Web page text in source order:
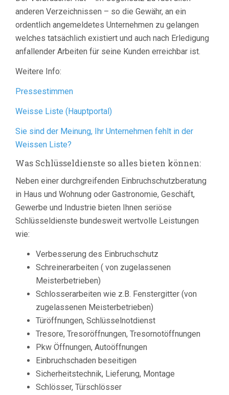
anderen Verzeichnissen – so die Gewähr, an ein
ordentlich angemeldetes Unternehmen zu gelangen
welches tatsächlich existiert und auch nach Erledigung
anfallender Arbeiten für seine Kunden erreichbar ist.
Weitere Info:
Pressestimmen
Weisse Liste (Hauptportal)
Sie sind der Meinung, Ihr Unternehmen fehlt in der
Weissen Liste?
Was Schlüsseldienste so alles bieten können:
Neben einer durchgreifenden Einbruchschutzberatung
in Haus und Wohnung oder Gastronomie, Geschäft,
Gewerbe und Industrie bieten Ihnen seriöse
Schlüsseldienste bundesweit wertvolle Leistungen
wie:
Verbesserung des Einbruchschutz
Schreinerarbeiten ( von zugelassenen
Meisterbetrieben)
Schlosserarbeiten wie z.B. Fenstergitter (von
zugelassenen Meisterbetrieben)
Türöffnungen, Schlüsselnotdienst
Tresore, Tresoröffnungen, Tresornotöffnungen
Pkw Öffnungen, Autoöffnungen
Einbruchschaden beseitigen
Sicherheitstechnik, Lieferung, Montage
Schlösser, Türschlösser